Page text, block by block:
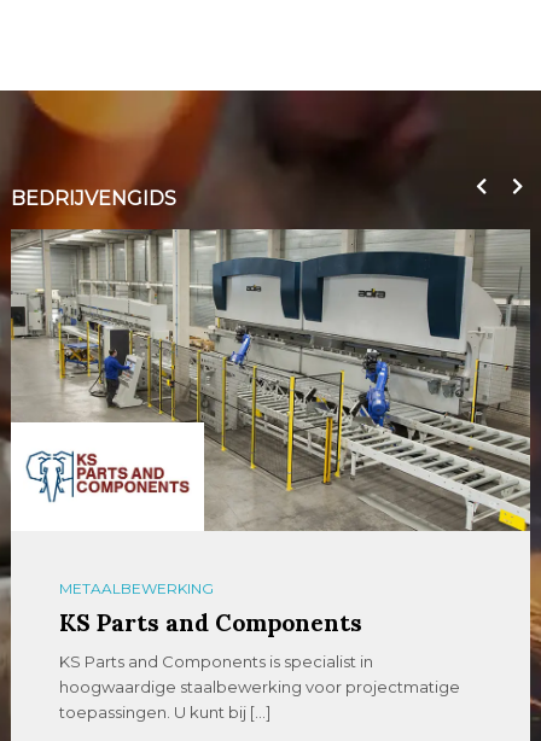
BEDRIJVENGIDS
METAALBEWERKING
KS Parts and Components
KS Parts and Components is specialist in
hoogwaardige staalbewerking voor projectmatige
toepassingen. U kunt bij […]